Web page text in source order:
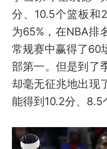
分、10.5个篮板和
为65%，在NBA排
常规赛中赢得了60
部第一。但是到了
却毫无征兆地出现
能得到10.2分、8.5